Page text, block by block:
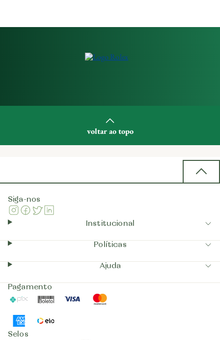
voltar ao topo
Siga-nos
Instagram
Facebook
Twitter
Institucional
Políticas
Ajuda
Pagamento
Pix Boleto Visa
AmericanExpress
Selos